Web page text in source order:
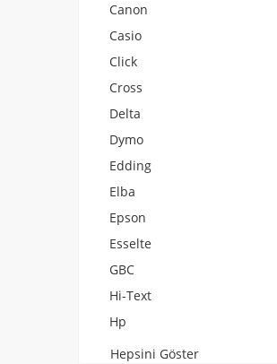
Canon
Casio
Click
Cross
Delta
Dymo
Edding
Elba
Epson
Esselte
GBC
Hi-Text
Hp
Hepsini Göster